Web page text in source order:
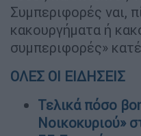
Συμπεριφορές ναι,
κακουργήματα ή
συμπεριφορές»
ΟΛΕΣ ΟΙ ΕΙΔΗΣΕΙΣ
Τελικά πόσο
Νοικοκυριού»